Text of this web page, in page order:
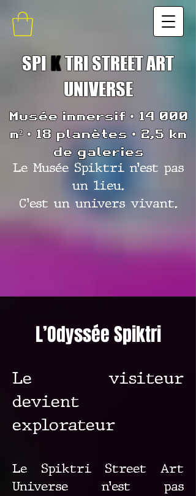
SPIKTRI STREET ART
UNIVERSE
Musée immersif • 14 000
m² • 18 planètes • 2,5 km
de galeries
Le Musée Spiktri n’est pas
un lieu.
C’est un univers vivant.
L’Odyssée Spiktri
Le visiteur
devient
explorateur
Le Spiktri Street Art
Universe n’est pas